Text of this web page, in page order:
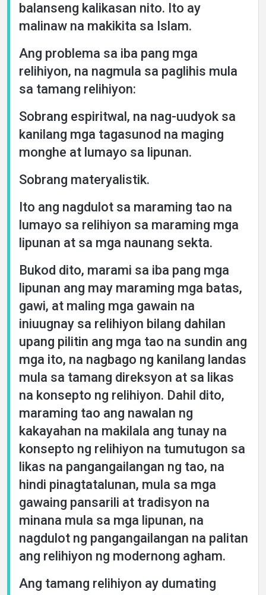
balanseng kalikasan nito. Ito ay
malinaw na makikita sa Islam.
Ang problema sa iba pang mga
relihiyon, na nagmula sa paglihis mula
sa tamang relihiyon:
Sobrang espiritwal, na nag-uudyok sa
kanilang mga tagasunod na maging
monghe at lumayo sa lipunan.
Sobrang materyalistik.
Ito ang nagdulot sa maraming tao na
lumayo sa relihiyon sa maraming mga
lipunan at sa mga naunang sekta.
Bukod dito, marami sa iba pang mga
lipunan ang may maraming mga batas,
gawi, at maling mga gawain na
iniuugnay sa relihiyon bilang dahilan
upang pilitin ang mga tao na sundin ang
mga ito, na nagbago ng kanilang landas
mula sa tamang direksyon at sa likas
na konsepto ng relihiyon. Dahil dito,
maraming tao ang nawalan ng
kakayahan na makilala ang tunay na
konsepto ng relihiyon na tumutugon sa
likas na pangangailangan ng tao, na
hindi pinagtatalunan, mula sa mga
gawaing pansarili at tradisyon na
minana mula sa mga lipunan, na
nagdulot ng pangangailangan na palitan
ang relihiyon ng modernong agham.
Ang tamang relihiyon ay dumating